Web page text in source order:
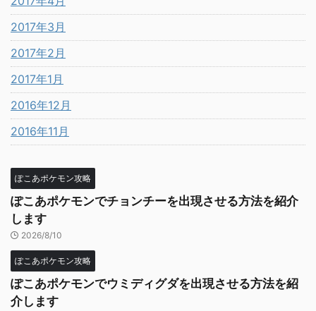
2017年3月
2017年2月
2017年1月
2016年12月
2016年11月
ぽこあポケモン攻略
ぽこあポケモンでチョンチーを出現させる方法を紹介
します
2026/8/10
ぽこあポケモン攻略
ぽこあポケモンでウミディグダを出現させる方法を紹
介します